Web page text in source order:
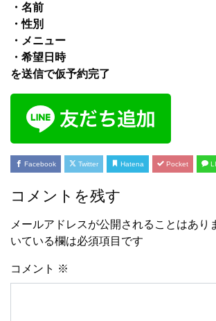
・名前
・性別
・メニュー
・希望日時
を送信で仮予約完了
Facebook Twitter Hatena Pocket
コメントを残す
メールアドレスが公開されることはあり
いている欄は必須項目です
コメント ※